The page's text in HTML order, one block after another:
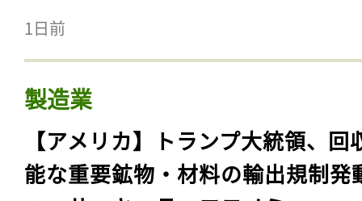
1日前
製造業
【アメリカ】トランプ大統領、回
能な重要鉱物・材料の輸出規制発